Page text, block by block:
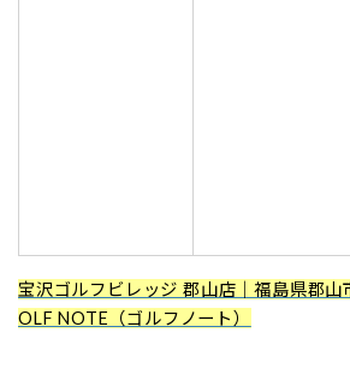
宝沢ゴルフビレッジ 郡山店｜福島県郡山
OLF NOTE（ゴルフノート）